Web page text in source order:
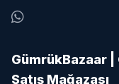
GümrükBazaar
Satış Mağazası